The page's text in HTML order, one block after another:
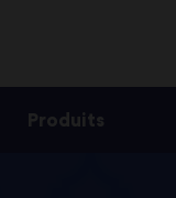
Produits